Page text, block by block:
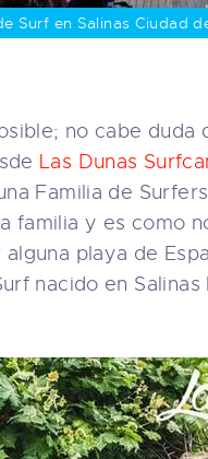
Surf en Salinas Ciudad
no cabe duda
Las Dunas
Familia de
familia y es como
playa de
nacido en Salinas